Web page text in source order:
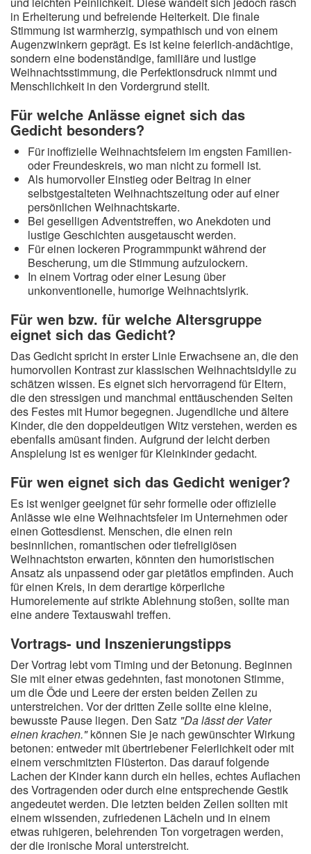
in Erheiterung und befreiende Heiterkeit. Die finale
Stimmung ist warmherzig, sympathisch und von einem
Augenzwinkern geprägt. Es ist keine feierlich-andächtige,
sondern eine bodenständige, familiäre und lustige
Weihnachtsstimmung, die Perfektionsdruck nimmt und
Menschlichkeit in den Vordergrund stellt.
Für welche Anlässe eignet sich das
Gedicht besonders?
Für inoffizielle Weihnachtsfeiern im engsten Familien-
oder Freundeskreis, wo man nicht zu formell ist.
Als humorvoller Einstieg oder Beitrag in einer
selbstgestalteten Weihnachtszeitung oder auf einer
persönlichen Weihnachtskarte.
Bei geselligen Adventstreffen, wo Anekdoten und
lustige Geschichten ausgetauscht werden.
Für einen lockeren Programmpunkt während der
Bescherung, um die Stimmung aufzulockern.
In einem Vortrag oder einer Lesung über
unkonventionelle, humorige Weihnachtslyrik.
Für wen bzw. für welche Altersgruppe
eignet sich das Gedicht?
Das Gedicht spricht in erster Linie Erwachsene an, die den
humorvollen Kontrast zur klassischen Weihnachtsidylle zu
schätzen wissen. Es eignet sich hervorragend für Eltern,
die den stressigen und manchmal enttäuschenden Seiten
des Festes mit Humor begegnen. Jugendliche und ältere
Kinder, die den doppeldeutigen Witz verstehen, werden es
ebenfalls amüsant finden. Aufgrund der leicht derben
Anspielung ist es weniger für Kleinkinder gedacht.
Für wen eignet sich das Gedicht weniger?
Es ist weniger geeignet für sehr formelle oder offizielle
Anlässe wie eine Weihnachtsfeier im Unternehmen oder
einen Gottesdienst. Menschen, die einen rein
besinnlichen, romantischen oder tiefreligiösen
Weihnachtston erwarten, könnten den humoristischen
Ansatz als unpassend oder gar pietätlos empfinden. Auch
für einen Kreis, in dem derartige körperliche
Humorelemente auf strikte Ablehnung stoßen, sollte man
eine andere Textauswahl treffen.
Vortrags- und Inszenierungstipps
Der Vortrag lebt vom Timing und der Betonung. Beginnen
Sie mit einer etwas gedehnten, fast monotonen Stimme,
um die Öde und Leere der ersten beiden Zeilen zu
unterstreichen. Vor der dritten Zeile sollte eine kleine,
bewusste Pause liegen. Den Satz "Da lässt der Vater
einen krachen."können Sie je nach gewünschter Wirkung
betonen: entweder mit übertriebener Feierlichkeit oder mit
einem verschmitzten Flüsterton. Das darauf folgende
Lachen der Kinder kann durch ein helles, echtes Auflachen
des Vortragenden oder durch eine entsprechende Gestik
angedeutet werden. Die letzten beiden Zeilen sollten mit
einem wissenden, zufriedenen Lächeln und in einem
etwas ruhigeren, belehrenden Ton vorgetragen werden,
der die ironische Moral unterstreicht.